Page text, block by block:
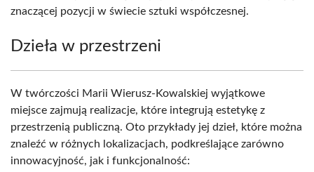
znaczącej pozycji w świecie sztuki współczesnej.
Dzieła w przestrzeni
W twórczości Marii Wierusz-Kowalskiej wyjątkowe
miejsce zajmują realizacje, które integrują estetykę z
przestrzenią publiczną. Oto przykłady jej dzieł, które można
znaleźć w różnych lokalizacjach, podkreślające zarówno
innowacyjność, jak i funkcjonalność: